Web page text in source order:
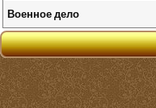
Военное дело